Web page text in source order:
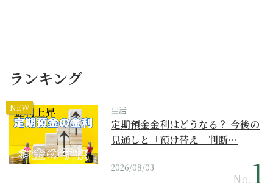
ランキング
NEW 生活
定期預金金利はどうなる？ 今後の
見通しと「預け替え」判断…
2026/08/03
No.